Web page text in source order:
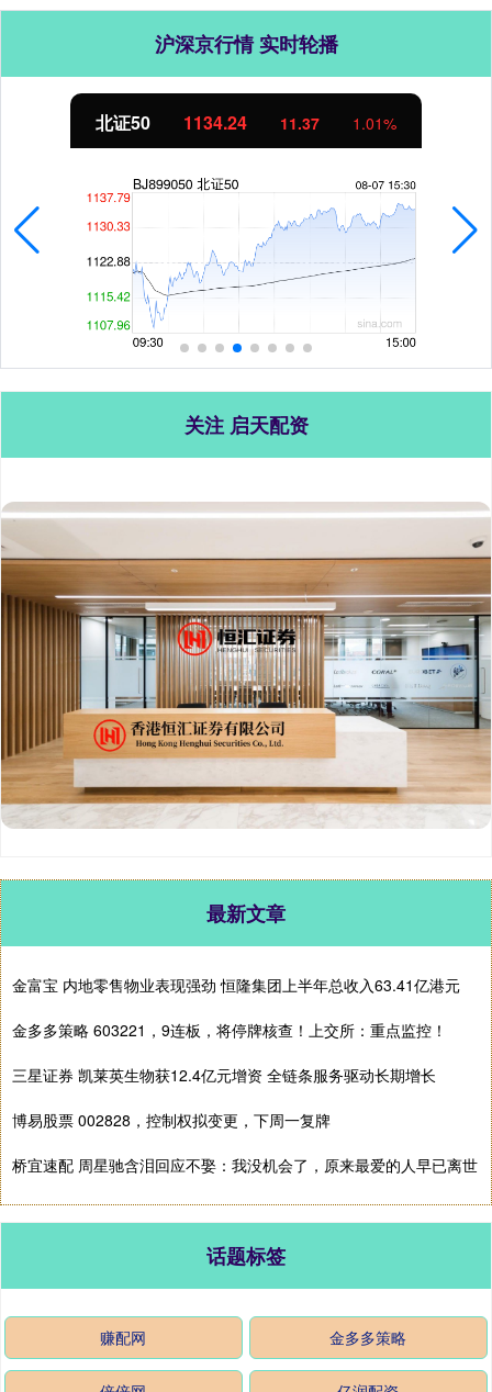
沪深京行情 实时轮播
北证50 1134.24 11.37 1.01%
关注 启天配资
最新文章
金富宝 内地零售物业表现强劲 恒隆集团上半年总收入63.41亿港元
金多多策略 603221，9连板，将停牌核查！上交所：重点监控！
三星证券 凯莱英生物获12.4亿元增资 全链条服务驱动长期增长
博易股票 002828，控制权拟变更，下周一复牌
桥宜速配 周星驰含泪回应不娶：我没机会了，原来最爱的人早已离世
话题标签
赚配网 金多多策略